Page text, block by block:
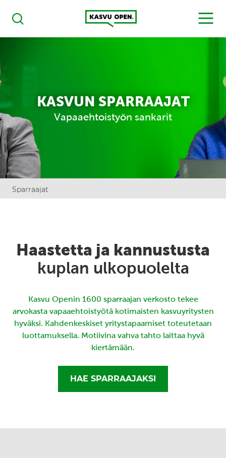
Haku
Kasvu Open
MENU
KASVUN SPARRAAJAT
Vapaaehtoistyön sankarit
Sparraajat
Haastetta ja kannustusta
kuplan ulkopuolelta
Kasvu Openin 1600 sparraajan verkosto tekee
arvokasta vapaaehtoistyötä kotimaisten kasvuyritysten
hyväksi. Kahdenkeskiset yritystapaamiset toteutetaan
luottamuksella. Motiivina vahva tahto laittaa hyvä
kiertämään.
HAE SPARRAAJAKSI